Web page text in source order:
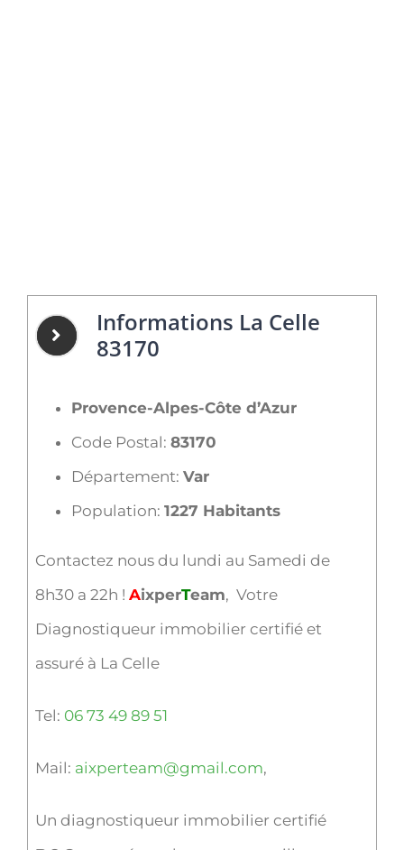
Informations La Celle
83170
Provence-Alpes-Côte d’Azur
Code Postal: 83170
Département: Var
Population: 1227 Habitants
Contactez nous du lundi au Samedi de
8h30 a 22h ! AixperTeam, Votre
Diagnostiqueur immobilier certifié et
assuré à La Celle
Tel: 06 73 49 89 51
Mail: aixperteam@gmail.com,
Un diagnostiqueur immobilier certifié